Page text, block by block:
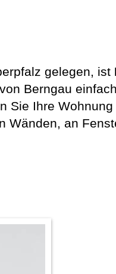
gelegen, ist
Berngau
Sie Ihre
Wänden, an